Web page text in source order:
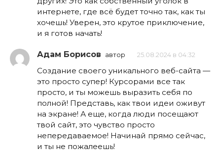
интернете, где всё будет точно так, как ты
хочешь! Уверен, это крутое приключение,
и я готов начать!
Адам Борисов автор 25.08.2024 в 04:32
Создание своего уникального веб-сайта —
это просто супер! Курсорами все так
просто, и ты можешь выразить себя по
полной! Представь, как твои идеи оживут
на экране! А еще, когда люди посещают
твой сайт, это чувство просто
непередаваемое! Начинай прямо сейчас,
и ты не пожалеешь!